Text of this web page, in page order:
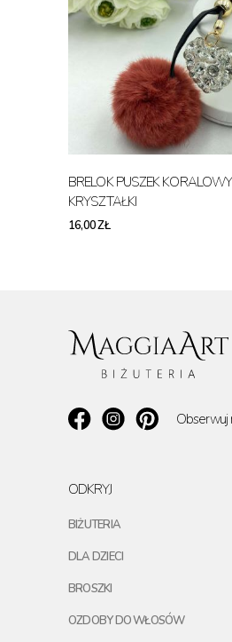
BRELOK PUSZEK
KRYSZTAŁKI
16,00 ZŁ
Obserwuj
ODKRYJ
BIŻUTERIA
DLA DZIECI
BROSZKI
OZDOBY DO WŁOSÓW